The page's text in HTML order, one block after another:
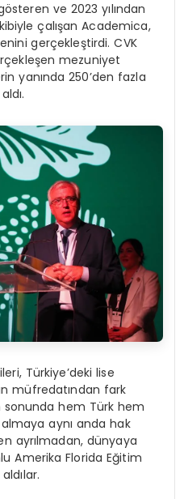
ve 2023 yılından
çalışan Academica,
gerçekleştirdi. CVK
mezuniyet
yanında 250’den fazla
Türkiye’deki lise
müfredatından fark
sonunda hem Türk hem
aynı anda hak
ayrılmadan, dünyaya
Amerika Florida Eğitim